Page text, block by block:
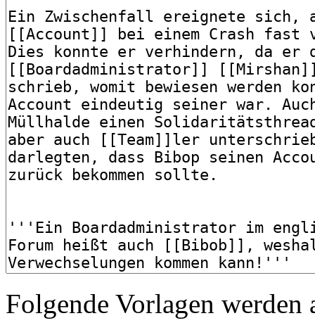
Folgende Vorlagen